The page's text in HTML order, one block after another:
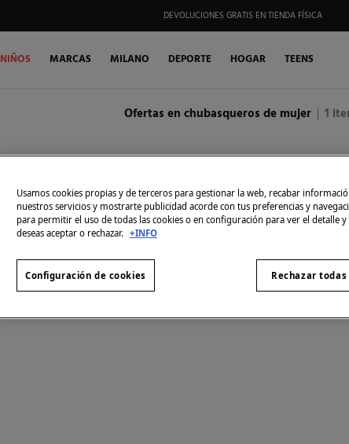
HAZTE SOCIO DE MY FIFTY CLUB Y RECIBE EXCLUSIVAS
NIÑOS MARCAS MILANO DEPORTE HOGAR TEENS
Ofertas en chubasqueros de mujer 1
Usamos cookies propias y de terceros para gestionar la web, recabar
nuestros servicios y mostrarte publicidad acorde con tus preferencias y
para permitir el uso de todas las cookies o en configuración para ver el detalle
deseas aceptar o rechazar. +INFO
Rechazar todas
Configuración de cookies